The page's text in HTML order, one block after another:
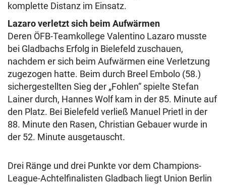
komplette Distanz im Einsatz.
Lazaro verletzt sich beim Aufwärmen
Deren ÖFB-Teamkollege Valentino Lazaro musste
bei Gladbachs Erfolg in Bielefeld zuschauen,
nachdem er sich beim Aufwärmen eine Verletzung
zugezogen hatte. Beim durch Breel Embolo (58.)
sichergestellten Sieg der „Fohlen“ spielte Stefan
Lainer durch, Hannes Wolf kam in der 85. Minute auf
den Platz. Bei Bielefeld verließ Manuel Prietl in der
88. Minute den Rasen, Christian Gebauer wurde in
der 52. Minute ausgetauscht.
Drei Ränge und drei Punkte vor dem Champions-
League-Achtelfinalisten Gladbach liegt Union Berlin